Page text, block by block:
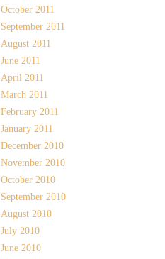
October 2011
September 2011
August 2011
June 2011
April 2011
March 2011
February 2011
January 2011
December 2010
November 2010
October 2010
September 2010
August 2010
July 2010
June 2010